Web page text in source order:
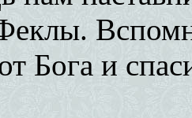
Бога и